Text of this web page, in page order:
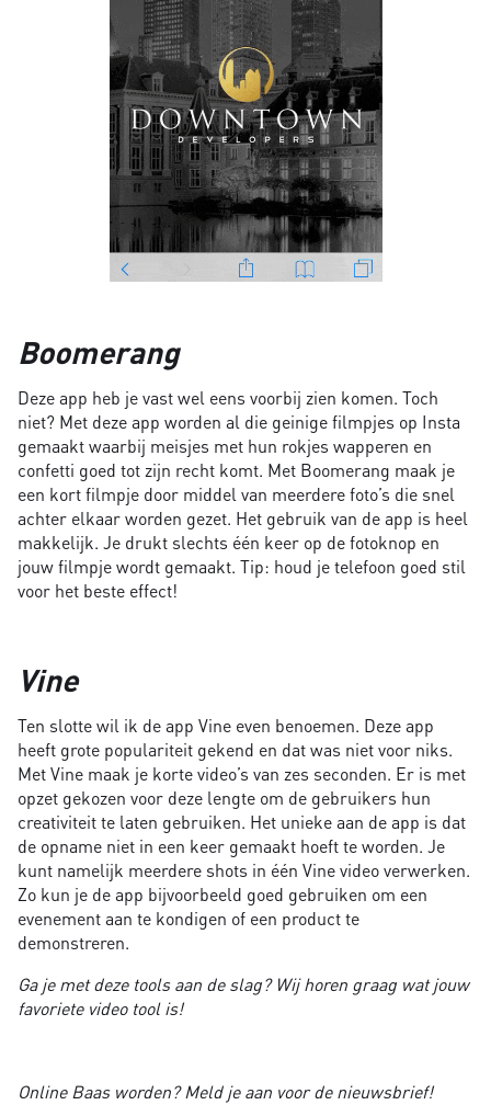
Boomerang
Deze app heb je vast wel eens voorbij zien komen. Toch
niet? Met deze app worden al die geinige filmpjes op Insta
gemaakt waarbij meisjes met hun rokjes wapperen en
confetti goed tot zijn recht komt. Met Boomerang maak je
een kort filmpje door middel van meerdere foto’s die snel
achter elkaar worden gezet. Het gebruik van de app is heel
makkelijk. Je drukt slechts één keer op de fotoknop en
jouw filmpje wordt gemaakt. Tip: houd je telefoon goed stil
voor het beste effect!
Vine
Ten slotte wil ik de app Vine even benoemen. Deze app
heeft grote populariteit gekend en dat was niet voor niks.
Met Vine maak je korte video’s van zes seconden. Er is met
opzet gekozen voor deze lengte om de gebruikers hun
creativiteit te laten gebruiken. Het unieke aan de app is dat
de opname niet in een keer gemaakt hoeft te worden. Je
kunt namelijk meerdere shots in één Vine video verwerken.
Zo kun je de app bijvoorbeeld goed gebruiken om een
evenement aan te kondigen of een product te
demonstreren.
Ga je met deze tools aan de slag? Wij horen graag wat jouw
favoriete video tool is!
Online Baas worden? Meld je aan voor de nieuwsbrief!